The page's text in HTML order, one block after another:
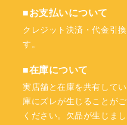
■お支払いについて
クレジット決済・代金引
す。
■在庫について
実店舗と在庫を共有して
庫にズレが生じることが
ください。欠品が生じま